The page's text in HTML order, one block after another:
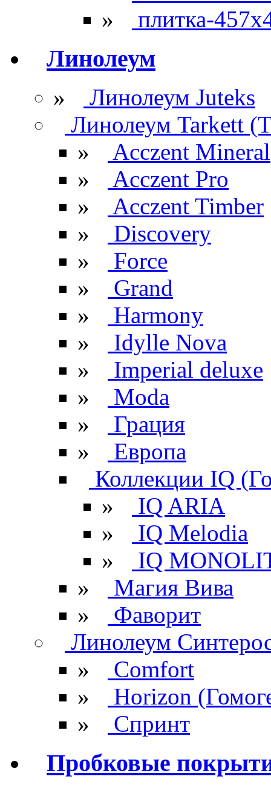
»
плитка-
Линолеум
»
Линолеум Juteks
Линолеум Tarkett
»
Acczent Mineral
»
Acczent Pro
»
Acczent Timber
»
Discovery
»
Force
»
Grand
»
Harmony
»
Idylle Nova
»
Imperial deluxe
»
Moda
»
Грация
»
Европа
Коллекции IQ
»
IQ ARIA
»
IQ Melodia
»
IQ
»
Магия Вива
»
Фаворит
Линолеум
»
Comfort
»
Horizon
»
Спринт
Пробковые